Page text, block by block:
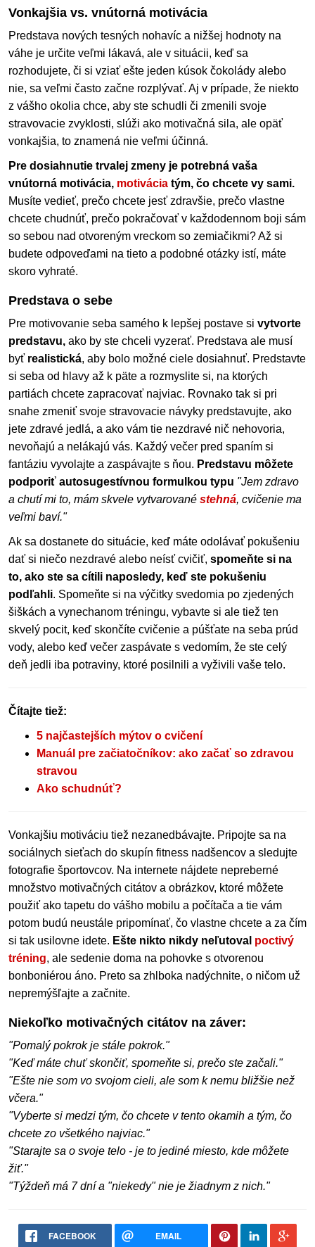
Vonkajšia vs. vnútorná motivácia
Predstava nových tesných nohavíc a nižšej hodnoty na
váhe je určite veľmi lákavá, ale v situácii, keď sa
rozhodujete, či si vziať ešte jeden kúsok čokolády alebo
nie, sa veľmi často začne rozplývať. Aj v prípade, že niekto
z vášho okolia chce, aby ste schudli či zmenili svoje
stravovacie zvyklosti, slúži ako motivačná sila, ale opäť
vonkajšia, to znamená nie veľmi účinná.
Pre dosiahnutie trvalej zmeny je potrebná vaša
vnútorná motivácia, motivácia tým, čo chcete vy sami.
Musíte vedieť, prečo chcete jesť zdravšie, prečo vlastne
chcete chudnúť, prečo pokračovať v každodennom boji sám
so sebou nad otvoreným vreckom so zemiačikmi? Až si
budete odpoveďami na tieto a podobné otázky istí, máte
skoro vyhraté.
Predstava o sebe
Pre motivovanie seba samého k lepšej postave si vytvorte
predstavu, ako by ste chceli vyzerať. Predstava ale musí
byť realistická, aby bolo možné ciele dosiahnuť. Predstavte
si seba od hlavy až k päte a rozmyslite si, na ktorých
partiách chcete zapracovať najviac. Rovnako tak si pri
snahe zmeniť svoje stravovacie návyky predstavujte, ako
jete zdravé jedlá, a ako vám tie nezdravé nič nehovoria,
nevoňajú a nelákajú vás. Každý večer pred spaním si
fantáziu vyvolajte a zaspávajte s ňou. Predstavu môžete
podporiť autosugestívnou formulkou typu "Jem zdravo
a chutí mi to, mám skvele vytvarované stehná, cvičenie ma
veľmi baví."
Ak sa dostanete do situácie, keď máte odolávať pokušeniu
dať si niečo nezdravé alebo neísť cvičiť, spomeňte si na
to, ako ste sa cítili naposledy, keď ste pokušeniu
podľahli. Spomeňte si na výčitky svedomia po zjedených
šiškách a vynechanom tréningu, vybavte si ale tiež ten
skvelý pocit, keď skončíte cvičenie a púšťate na seba prúd
vody, alebo keď večer zaspávate s vedomím, že ste celý
deň jedli iba potraviny, ktoré posilnili a vyživili vaše telo.
Čítajte tiež:
5 najčastejších mýtov o cvičení
Manuál pre začiatočníkov: ako začať so zdravou
stravou
Ako schudnúť?
Vonkajšiu motiváciu tiež nezanedbávajte. Pripojte sa na
sociálnych sieťach do skupín fitness nadšencov a sledujte
fotografie športovcov. Na internete nájdete nepreberné
množstvo motivačných citátov a obrázkov, ktoré môžete
použiť ako tapetu do vášho mobilu a počítača a tie vám
potom budú neustále pripomínať, čo vlastne chcete a za čím
si tak usilovne idete. Ešte nikto nikdy neľutoval poctivý
tréning, ale sedenie doma na pohovke s otvorenou
bonboniérou áno. Preto sa zhlboka nadýchnite, o ničom už
nepremýšľajte a začnite.
Niekoľko motivačných citátov na záver:
"Pomalý pokrok je stále pokrok."
"Keď máte chuť skončiť, spomeňte si, prečo ste začali."
"Ešte nie som vo svojom cieli, ale som k nemu bližšie než
včera."
"Vyberte si medzi tým, čo chcete v tento okamih a tým, čo
chcete zo všetkého najviac."
"Starajte sa o svoje telo - je to jediné miesto, kde môžete
žiť."
"Týždeň má 7 dní a "niekedy" nie je žiadnym z nich."
FACEBOOK EMAIL